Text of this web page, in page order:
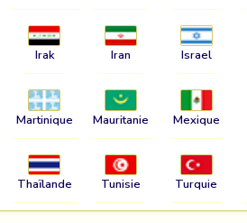
Irak Iran Israel
Martinique Mauritanie Mexique
Thaïlande Tunisie Turquie